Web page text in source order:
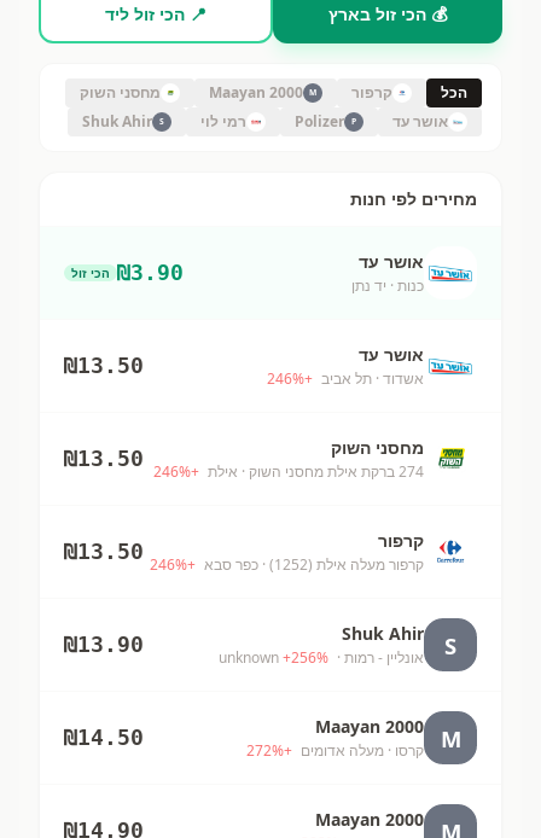
💰 הכי זול בארץ 📍 הכי זול ליד
הכל קרפור M
Maayan 2000
מחסני השוק
אושר עד
P
Polizer רמי לוי S
Shuk Ahir
מחירים לפי חנות
אושר עד
כנות · יד נתן
₪3.90 הכי זול
אושר עד
אשדוד · תל אביב +
246%
₪13.50
מחסני השוק
274 ברקת אילת מחסני השוק · אילת +
246%
₪13.50
קרפור
קרפור מעלה אילת (1252) · כפר סבא +
246%
₪13.50
S
Shuk Ahir
אונליין - רמות · unknown
+256%
₪13.90
M
Maayan 2000
קרסו · מעלה אדומים +
272%
₪14.50
M
Maayan 2000
₪14.90